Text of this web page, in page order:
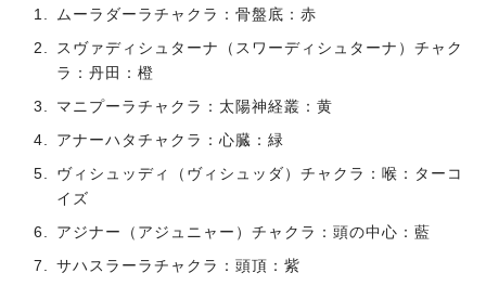
ムーラダーラチャクラ：骨盤底：赤
スヴァディシュターナ（スワーディシュターナ）チャク
ラ：丹田：橙
マニプーラチャクラ：太陽神経叢：黄
アナーハタチャクラ：心臓：緑
ヴィシュッディ（ヴィシュッダ）チャクラ：喉：ターコ
イズ
アジナー（アジュニャー）チャクラ：頭の中心：藍
サハスラーラチャクラ：頭頂：紫